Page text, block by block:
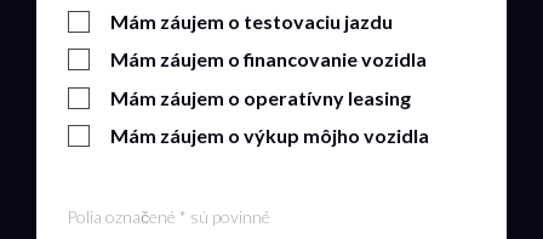
Mám záujem o testovaciu jazdu
Mám záujem o financovanie vozidla
Mám záujem o operatívny leasing
Mám záujem o výkup môjho vozidla
Polia označené * sú povinné